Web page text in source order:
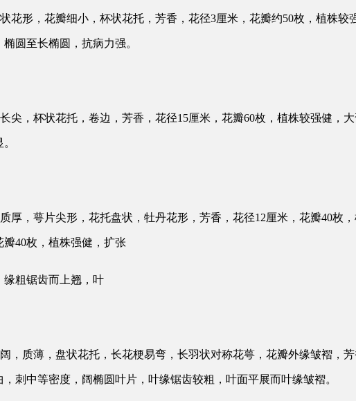
花形，花瓣细小，杯状花托，芳香，花径3厘米，花瓣约50枚，植株较
圆至长椭圆，抗病力强。
尖，杯状花托，卷边，芳香，花径15厘米，花瓣60枚，植株较强健，
厚，萼片尖形，花托盘状，牡丹花形，芳香，花径12厘米，花瓣40枚
40枚，植株强健，扩张
缘粗锯齿而上翘，叶
，质薄，盘状花托，长花梗易弯，长羽状对称花萼，花瓣外缘皱褶，
刺中等密度，阔椭圆叶片，叶缘锯齿较粗，叶面平展而叶缘皱褶。